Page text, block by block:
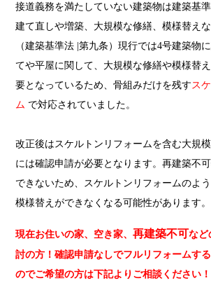
接道義務を満たしていない建築物は建築基準
建て直しや増築、大規模な修繕、模様替えな
（建築基準法 |第九条）現行では4号建築物
てや平屋に関して、大規模な修繕や模様替
要となっているため、骨組みだけを残す ス
ム で対応されていました。
改正後はスケルトンリフォームを含む大規
には確認申請が必要となります。再建築不
できないため、スケルトンリフォームのよ
模様替えができなくなる可能性があります。
現在お住いの家、空き家、再建築不可など
討の方！確認申請なしでフルリフォームす
のでご希望の方は下記よりご相談ください！